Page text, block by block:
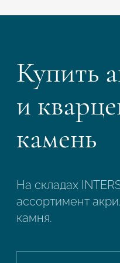
Купить
и
камень
На складах
ассортимент
камня.